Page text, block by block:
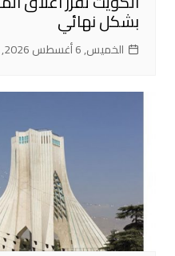
بشكل نهائي
الخميس, 6 أغسطس 2026, 17:32